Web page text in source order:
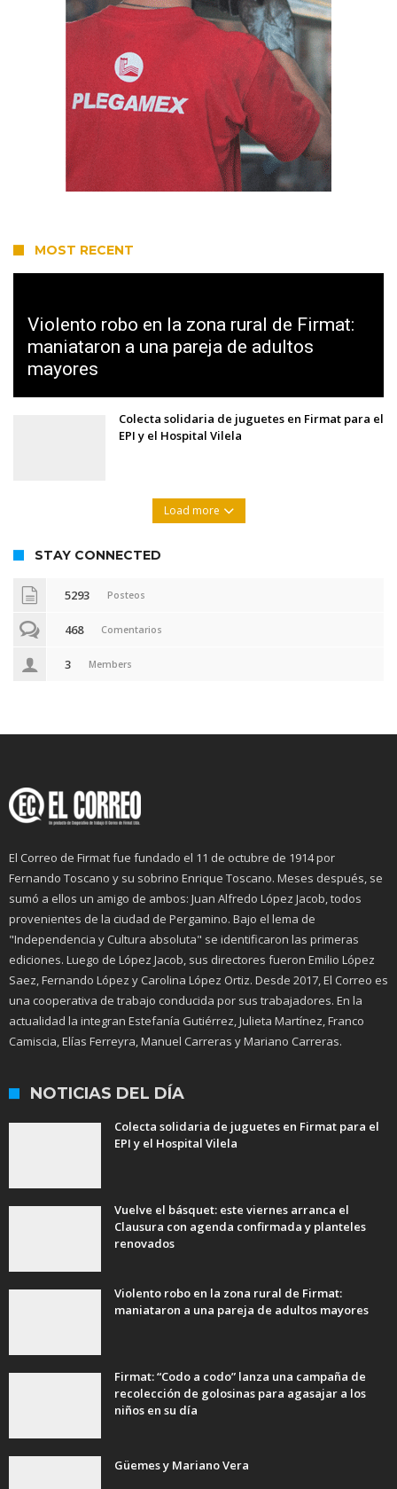
MOST RECENT
Violento robo en la zona rural de Firmat:
maniataron a una pareja de adultos
mayores
Colecta solidaria de juguetes en Firmat para el
EPI y el Hospital Vilela
Load more
STAY CONNECTED
5293 Posteos
468 Comentarios
3 Members
El Correo de Firmat fue fundado el 11 de octubre de 1914 por
Fernando Toscano y su sobrino Enrique Toscano. Meses después, se
sumó a ellos un amigo de ambos: Juan Alfredo López Jacob, todos
provenientes de la ciudad de Pergamino. Bajo el lema de
"Independencia y Cultura absoluta" se identificaron las primeras
ediciones. Luego de López Jacob, sus directores fueron Emilio López
Saez, Fernando López y Carolina López Ortiz. Desde 2017, El Correo es
una cooperativa de trabajo conducida por sus trabajadores. En la
actualidad la integran Estefanía Gutiérrez, Julieta Martínez, Franco
Camiscia, Elías Ferreyra, Manuel Carreras y Mariano Carreras.
NOTICIAS DEL DÍA
Colecta solidaria de juguetes en Firmat para el
EPI y el Hospital Vilela
Vuelve el básquet: este viernes arranca el
Clausura con agenda confirmada y planteles
renovados
Violento robo en la zona rural de Firmat:
maniataron a una pareja de adultos mayores
Firmat: “Codo a codo” lanza una campaña de
recolección de golosinas para agasajar a los
niños en su día
Güemes y Mariano Vera